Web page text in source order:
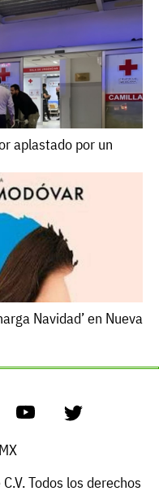
aplastado por un
Navidad’ en Nueva
Todos los derechos